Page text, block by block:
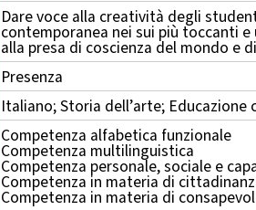
Dare voce alla creatività degli
contemporanea nei sui più toccanti
alla presa di coscienza del mondo e
Presenza
Italiano; Storia dell’arte; Educazione
Competenza alfabetica funzionale
Competenza multilinguistica
Competenza personale, sociale e
Competenza in materia di
Competenza in materia di